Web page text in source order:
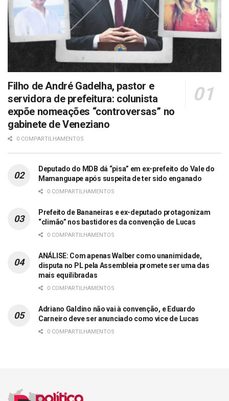
Filho de André Gadelha, pastor e
servidora de prefeitura: colunista
expõe nomeações “controversas” no
gabinete de Veneziano
0 COMPARTILHAMENTOS
Deputado do MDB dá “pisa” em ex-prefeito do Vale do
Mamanguape após suspeita de ter sido enganado
0 COMPARTILHAMENTOS
Prefeito de Bananeiras e ex-deputado protagonizam
“climão” nos bastidores da convenção de Lucas
0 COMPARTILHAMENTOS
ANÁLISE: Com apenas Walber como unanimidade,
disputa no PL pela Assembleia promete ser uma das
mais equilibradas
0 COMPARTILHAMENTOS
Adriano Galdino não vai à convenção, e Eduardo
Carneiro deve ser anunciado como vice de Lucas
0 COMPARTILHAMENTOS